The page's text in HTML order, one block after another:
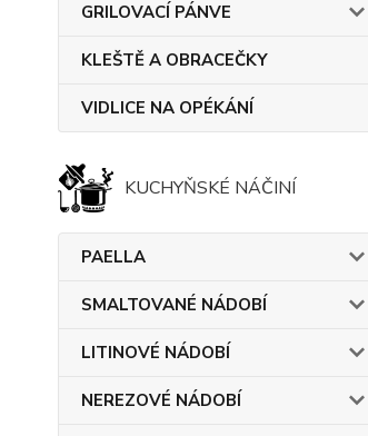
GRILOVACÍ PÁNVE
KLEŠTĚ A OBRACEČKY
VIDLICE NA OPÉKÁNÍ
KUCHYŇSKÉ NÁČINÍ
PAELLA
SMALTOVANÉ NÁDOBÍ
LITINOVÉ NÁDOBÍ
NEREZOVÉ NÁDOBÍ